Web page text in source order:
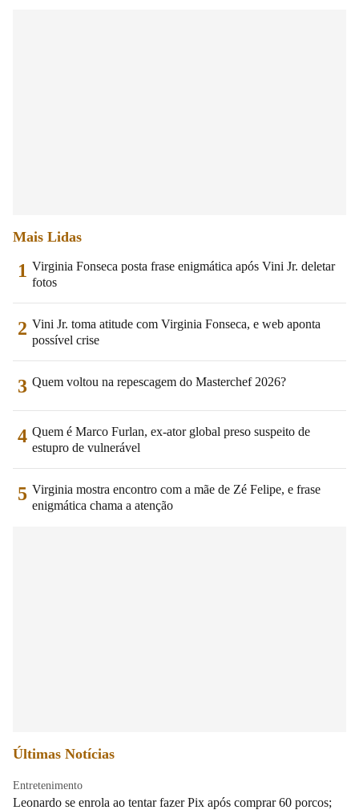
Mais Lidas
1 Virginia Fonseca posta frase enigmática após Vini Jr. deletar
fotos
2 Vini Jr. toma atitude com Virginia Fonseca, e web aponta
possível crise
3 Quem voltou na repescagem do Masterchef 2026?
4 Quem é Marco Furlan, ex-ator global preso suspeito de
estupro de vulnerável
5 Virginia mostra encontro com a mãe de Zé Felipe, e frase
enigmática chama a atenção
Últimas Notícias
Entretenimento
Leonardo se enrola ao tentar fazer Pix após comprar 60 porcos;